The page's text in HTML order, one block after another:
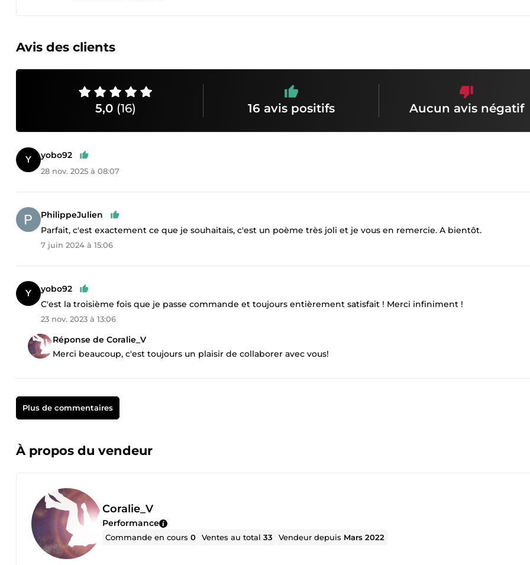
Avis des clients
5,0 (16) 16 avis positifs Aucun avis négatif
yobo92
28 nov. 2025 à 08:07
PhilippeJulien
Parfait, c'est exactement ce que je souhaitais, c'est un poème très joli et je vous en remercie. A bientôt.
7 juin 2024 à 15:06
yobo92
C'est la troisième fois que je passe commande et toujours entièrement satisfait ! Merci infiniment !
23 nov. 2023 à 13:06
Réponse de Coralie_V
Merci beaucoup, c'est toujours un plaisir de collaborer avec vous!
Plus de commentaires
À propos du vendeur
Coralie_V
Performance
Commande en cours0 Ventes au total33 Vendeur depuis Mars 2022